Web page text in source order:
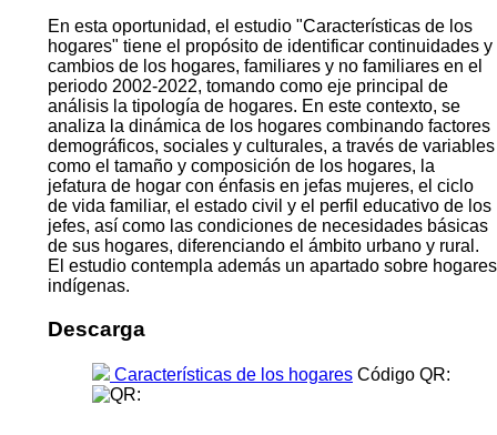
En esta oportunidad, el estudio "Características de los
hogares" tiene el propósito de identificar continuidades y
cambios de los hogares, familiares y no familiares en el
periodo 2002-2022, tomando como eje principal de
análisis la tipología de hogares. En este contexto, se
analiza la dinámica de los hogares combinando factores
demográficos, sociales y culturales, a través de variables
como el tamaño y composición de los hogares, la
jefatura de hogar con énfasis en jefas mujeres, el ciclo
de vida familiar, el estado civil y el perfil educativo de los
jefes, así como las condiciones de necesidades básicas
de sus hogares, diferenciando el ámbito urbano y rural.
El estudio contempla además un apartado sobre hogares
indígenas.
Descarga
Características de los hogares Código QR: